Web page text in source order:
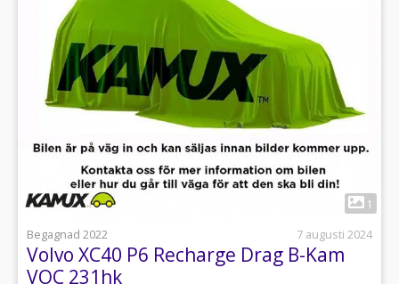
1
Begagnad 2022
7 augusti 2024
Volvo XC40 P6 Recharge Drag B-Kam
VOC 231hk